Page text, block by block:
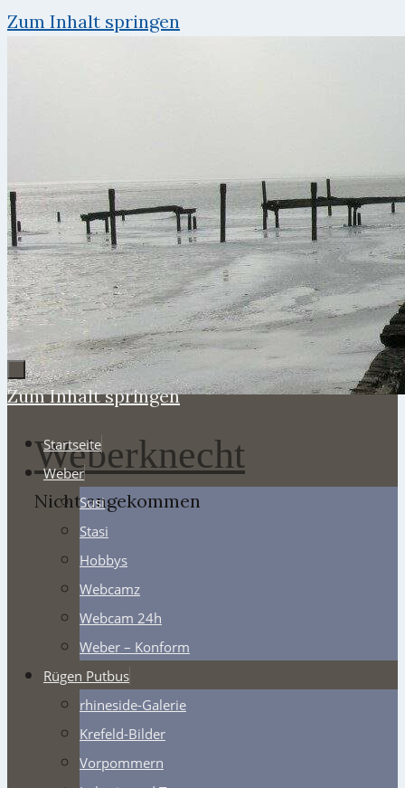
Zum Inhalt springen
Weberknecht
Nicht angekommen
Zum Inhalt springen
Startseite
Weber
Susi
Stasi
Hobbys
Webcamz
Webcam 24h
Weber – Konform
Rügen Putbus
rhineside-Galerie
Krefeld-Bilder
Vorpommern